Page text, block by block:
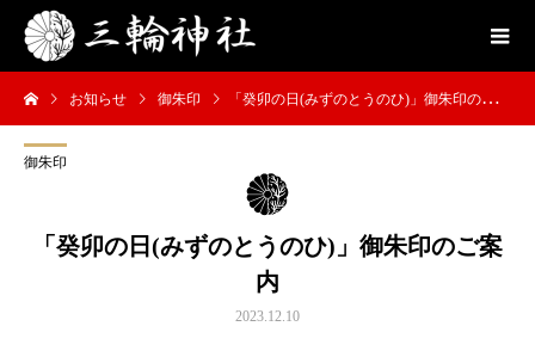
お知らせ 御朱印 「癸卯の日(みずのとうのひ)」御朱印のご案内
御朱印
「癸卯の日(みずのとうのひ)」御朱印のご案
内
2023.12.10